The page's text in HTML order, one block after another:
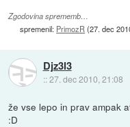
Zgodovina sprememb…
spremenil: PrimozR (27. dec
Djz3l3
::27. dec 2010, 21:08
že vse lepo in prav ampak
:D